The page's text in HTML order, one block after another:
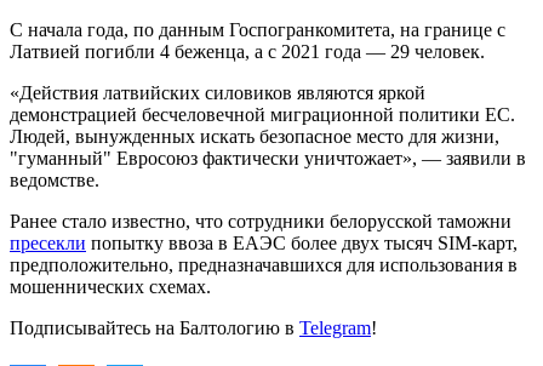
С начала года, по данным Госпогранкомитета, на границе с
Латвией погибли 4 беженца, а с 2021 года — 29 человек.
«Действия латвийских силовиков являются яркой
демонстрацией бесчеловечной миграционной политики ЕС.
Людей, вынужденных искать безопасное место для жизни,
"гуманный" Евросоюз фактически уничтожает», — заявили в
ведомстве.
Ранее стало известно, что сотрудники белорусской таможни
пресекли попытку ввоза в ЕАЭС более двух тысяч SIM-карт,
предположительно, предназначавшихся для использования в
мошеннических схемах.
Подписывайтесь на Балтологию в Telegram!